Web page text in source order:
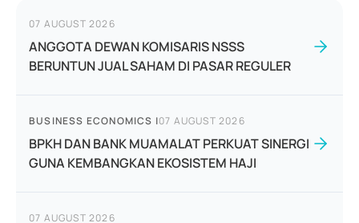
07 AUGUST 2026
ANGGOTA DEWAN KOMISARIS NSSS
BERUNTUN JUAL SAHAM DI PASAR REGULER
BUSINESS ECONOMICS |07 AUGUST 2026
BPKH DAN BANK MUAMALAT PERKUAT SINERGI
GUNA KEMBANGKAN EKOSISTEM HAJI
07 AUGUST 2026